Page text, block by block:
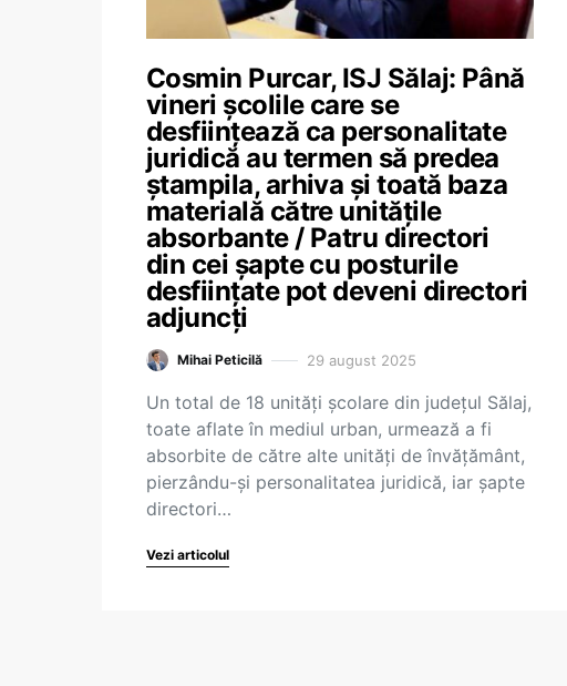
Cosmin Purcar, ISJ Sălaj: Până
vineri școlile care se
desființează ca personalitate
juridică au termen să predea
ștampila, arhiva și toată baza
materială către unitățile
absorbante / Patru directori
din cei șapte cu posturile
desființate pot deveni directori
adjuncți
Mihai Peticilă 29 august 2025
Un total de 18 unități școlare din județul Sălaj,
toate aflate în mediul urban, urmează a fi
absorbite de către alte unități de învățământ,
pierzându-și personalitatea juridică, iar șapte
directori…
Vezi articolul